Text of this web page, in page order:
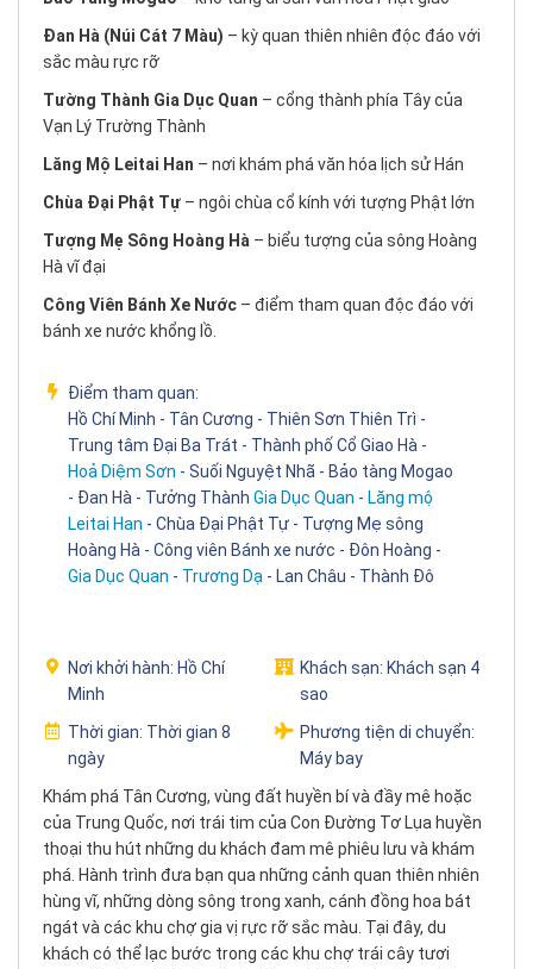
Đan Hà (Núi Cát 7 Màu) – kỳ quan thiên nhiên độc đáo với
sắc màu rực rỡ
Tường Thành Gia Dục Quan – cổng thành phía Tây của
Vạn Lý Trường Thành
Lăng Mộ Leitai Han – nơi khám phá văn hóa lịch sử Hán
Chùa Đại Phật Tự – ngôi chùa cổ kính với tượng Phật lớn
Tượng Mẹ Sông Hoàng Hà – biểu tượng của sông Hoàng
Hà vĩ đại
Công Viên Bánh Xe Nước – điểm tham quan độc đáo với
bánh xe nước khổng lồ.
Điểm tham quan:
Hồ Chí Minh - Tân Cương - Thiên Sơn Thiên Trì -
Trung tâm Đại Ba Trát - Thành phố Cổ Giao Hà -
Hoả Diệm Sơn - Suối Nguyệt Nhã - Bảo tàng Mogao
- Đan Hà - Tưởng Thành Gia Dục Quan - Lăng mộ
Leitai Han - Chùa Đại Phật Tự - Tượng Mẹ sông
Hoàng Hà - Công viên Bánh xe nước - Đôn Hoàng -
Gia Dục Quan - Trương Dạ - Lan Châu - Thành Đô
Nơi khởi hành: Hồ Chí
Minh
Khách sạn: Khách sạn 4
sao
Thời gian: Thời gian 8
ngày
Phương tiện di chuyển:
Máy bay
Khám phá Tân Cương, vùng đất huyền bí và đầy mê hoặc
của Trung Quốc, nơi trái tim của Con Đường Tơ Lụa huyền
thoại thu hút những du khách đam mê phiêu lưu và khám
phá. Hành trình đưa bạn qua những cảnh quan thiên nhiên
hùng vĩ, những dòng sông trong xanh, cánh đồng hoa bát
ngát và các khu chợ gia vị rực rỡ sắc màu. Tại đây, du
khách có thể lạc bước trong các khu chợ trái cây tươi